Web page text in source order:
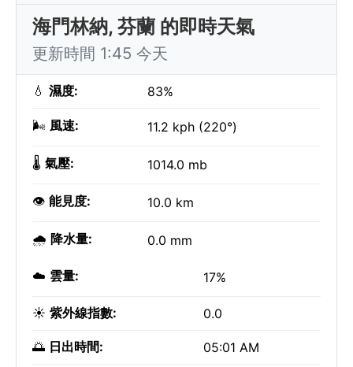
海門林納, 芬蘭 的即時天氣
更新時間 1:45 今天
💧 濕度: 83%
🌬️ 風速: 11.2 kph (220°)
🌡️ 氣壓: 1014.0 mb
👁️ 能見度: 10.0 km
🌧️ 降水量: 0.0 mm
☁️ 雲量: 17%
☀️ 紫外線指數: 0.0
🌅 日出時間: 05:01 AM